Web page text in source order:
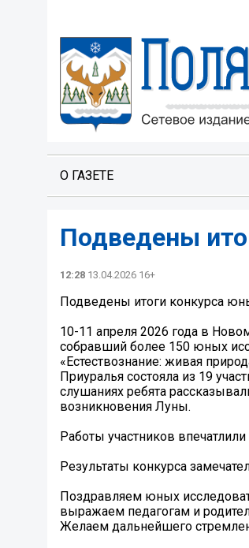
О ГАЗЕТЕ
Подведены
12:28 13.04.2026 16+
Подведены итоги конкурса
10-11 апреля 2026 года в
собравший более 150 юных
«Естествознание: живая
Приуралья состояла из 19
слушаниях ребята
возникновения Луны.
Работы участников
Результаты конкурса
Поздравляем юных
выражаем педагогам и
Желаем дальнейшего